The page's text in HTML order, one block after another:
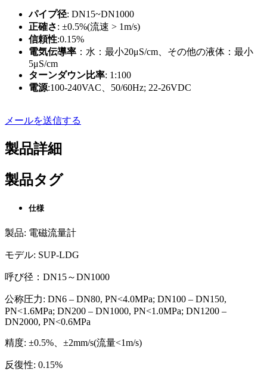
パイプ径: DN15~DN1000
正確さ: ±0.5%(流速 > 1m/s)
信頼性:0.15%
電気伝導率 ：水：最小20μS/cm、その他の液体：最小
5μS/cm
ターンダウン比率: 1:100
電源:100-240VAC、50/60Hz; 22-26VDC
メールを送信する
製品詳細
製品タグ
仕様
製品: 電磁流量計
モデル: SUP-LDG
呼び径：DN15～DN1000
公称圧力: DN6 – DN80, PN<4.0MPa; DN100 – DN150,
PN<1.6MPa; DN200 – DN1000, PN<1.0MPa; DN1200 –
DN2000, PN<0.6MPa
精度: ±0.5%、±2mm/s(流量<1m/s)
反復性: 0.15%